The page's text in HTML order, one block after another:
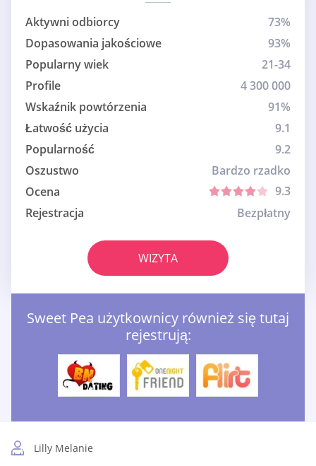
Aktywni odbiorcy
73%
Dopasowania jakościowe
93%
Popularny wiek
21-34
Profile
4 300 000
Wskaźnik powtórzenia
91%
Łatwość użycia
9.1
Popularność
9.2
Oszustwo
Bardzo rzadko
Ocena
9.3
Rejestracja
Bezpłatny
WIZYTA
Sweet Pea użytkownicy również się tutaj
rejestrują:
Lilly Melanie